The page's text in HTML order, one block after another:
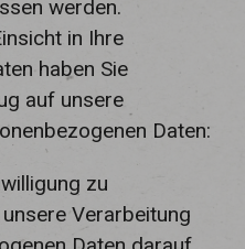
werden.
in Ihre
haben Sie
auf unsere
Daten:
zu
Verarbeitung